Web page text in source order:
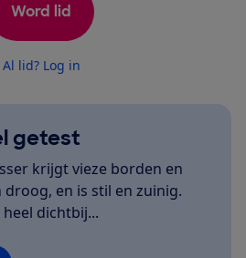
Word lid
Al lid? Log in
getest
krijgt vieze borden en
droog, en is stil en zuinig.
dichtbij...